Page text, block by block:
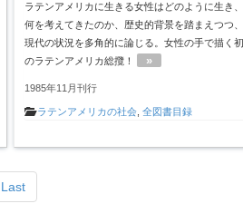
ラテンアメリカに生きる女性はどのように生き、
何を考えてきたのか、歴史的背景を踏まえつつ、
現代の状況を多角的に論じる。女性の手で描く初
のラテンアメリカ総攬！
»
1985年11月刊行
ラテンアメリカの社会, 全図書目録
Last